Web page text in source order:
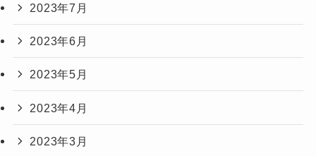
2023年7月
2023年6月
2023年5月
2023年4月
2023年3月